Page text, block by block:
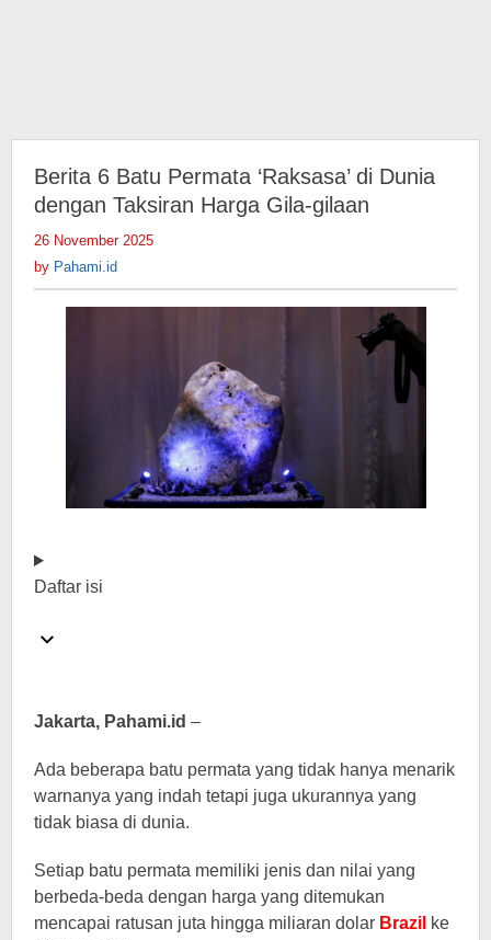
Berita 6 Batu Permata ‘Raksasa’ di Dunia
dengan Taksiran Harga Gila-gilaan
26 November 2025
by Pahami.id
Daftar isi
Jakarta, Pahami.id –
Ada beberapa batu permata yang tidak hanya menarik
warnanya yang indah tetapi juga ukurannya yang
tidak biasa di dunia.
Setiap batu permata memiliki jenis dan nilai yang
berbeda-beda dengan harga yang ditemukan
mencapai ratusan juta hingga miliaran dolar Brazil ke